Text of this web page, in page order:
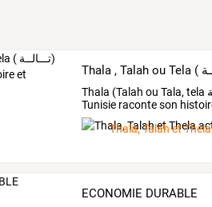
Thala (Talah ou Tala, tela
Tunisie raconteson
celle
Thala, Talah et
ECONOMIE DURABLE